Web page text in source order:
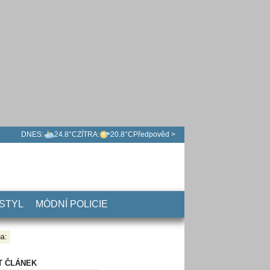
DNES: 24.8°CZÍTRA: 20.8°C Předpověd >
MÓDNÍ POLICIE
ČLÁNEK